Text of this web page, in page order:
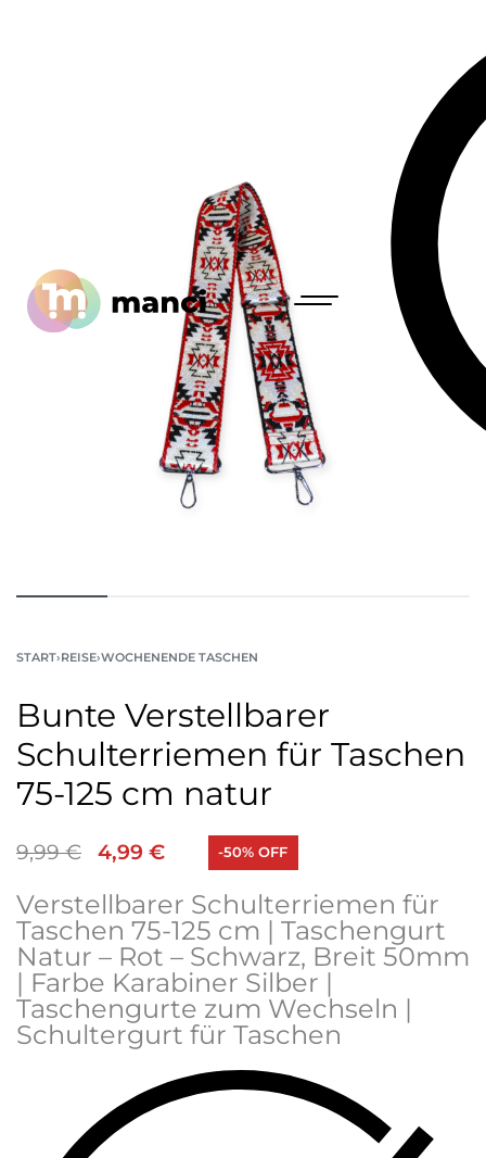
START›REISE›WOCHENENDE TASCHEN
Bunte Verstellbarer
Schulterriemen für Taschen
75-125 cm natur
9,99€ 4,99 € -50% OFF
Verstellbarer Schulterriemen für
Taschen 75-125 cm | Taschengurt
Natur – Rot – Schwarz, Breit 50mm
| Farbe Karabiner Silber |
Taschengurte zum Wechseln |
Schultergurt für Taschen